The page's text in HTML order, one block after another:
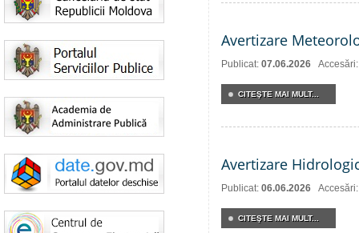
Avertizare
Publicat: 07.06.2026
CITEŞTE MAI MULT...
Avertizare
Publicat: 06.06.2026
CITEŞTE MAI MULT...